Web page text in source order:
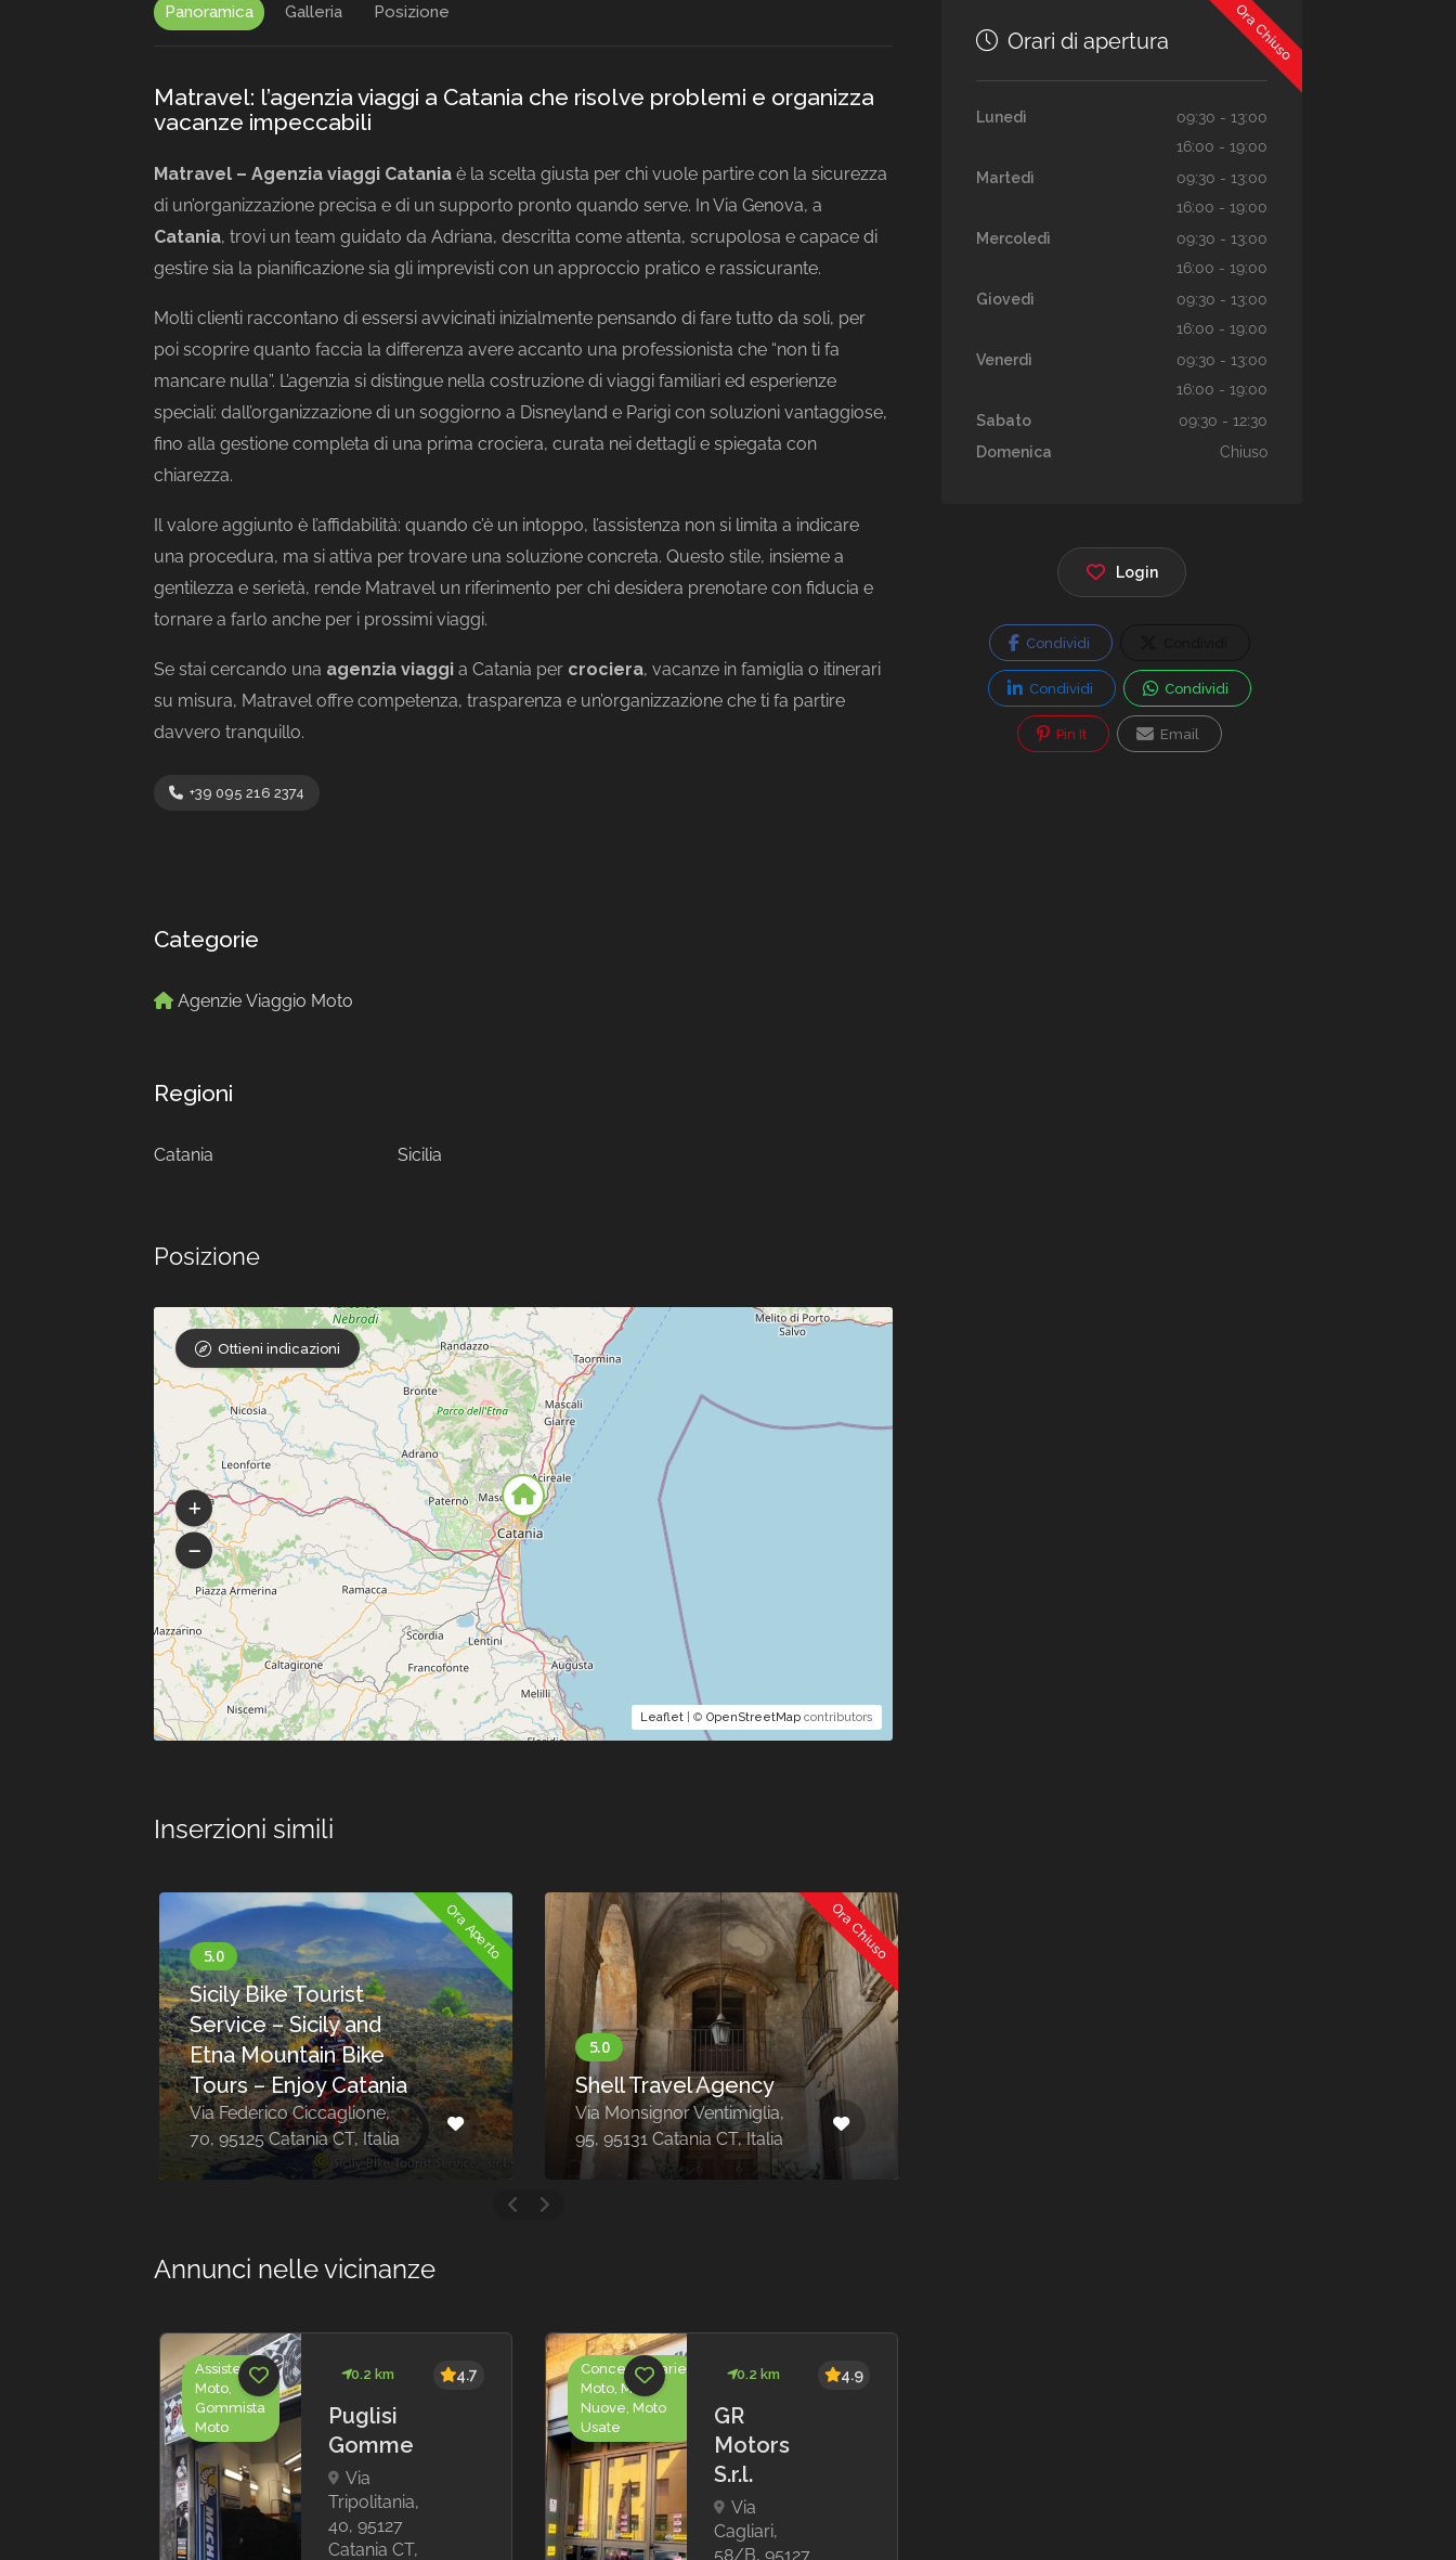
Panoramica Galleria Posizione
Matravel: l’agenzia viaggi a Catania che risolve problemi e organizza
vacanze impeccabili
Matravel – Agenzia viaggi Catania è la scelta giusta per chi vuole partire con la sicurezza
di un’organizzazione precisa e di un supporto pronto quando serve. In Via Genova, a
Catania, trovi un team guidato da Adriana, descritta come attenta, scrupolosa e capace di
gestire sia la pianificazione sia gli imprevisti con un approccio pratico e rassicurante.
Molti clienti raccontano di essersi avvicinati inizialmente pensando di fare tutto da soli, per
poi scoprire quanto faccia la differenza avere accanto una professionista che “non ti fa
mancare nulla”. L’agenzia si distingue nella costruzione di viaggi familiari ed esperienze
speciali: dall’organizzazione di un soggiorno a Disneyland e Parigi con soluzioni vantaggiose,
fino alla gestione completa di una prima crociera, curata nei dettagli e spiegata con
chiarezza.
Il valore aggiunto è l’affidabilità: quando c’è un intoppo, l’assistenza non si limita a indicare
una procedura, ma si attiva per trovare una soluzione concreta. Questo stile, insieme a
gentilezza e serietà, rende Matravel un riferimento per chi desidera prenotare con fiducia e
tornare a farlo anche per i prossimi viaggi.
Se stai cercando una agenzia viaggi a Catania per crociera, vacanze in famiglia o itinerari
su misura, Matravel offre competenza, trasparenza e un’organizzazione che ti fa partire
davvero tranquillo.
+39 095 216 2374
Categorie
Agenzie Viaggio Moto
Regioni
Catania Sicilia
Posizione
Leaflet| © OpenStreetMapcontributors
Ottieni indicazioni
Inserzioni simili
Ora Aperto Ora Chiuso
Shell Travel Agency
Via Monsignor Ventimiglia,
95, 95131 Catania CT, Italia
Panama Travel
Viale Mario Rapisardi, 495,
95123 Catania CT, Italia
Annunci nelle vicinanze
Assistenza
Moto,
Gommista
Moto
0.2 km
Puglisi
Gomme
Via
Tripolitania,
40, 95127
Catania CT,
4.7
Concessionarie
Moto, Moto
Nuove, Moto
Usate
0.2 km
GR
Motors
S.r.l.
Via
Cagliari,
58/B, 95127
4.9
Ora Chiuso
Orari di apertura
Lunedì
09:30 - 13:00
16:00 - 19:00
Martedì
09:30 - 13:00
16:00 - 19:00
Mercoledì
09:30 - 13:00
16:00 - 19:00
Giovedì
09:30 - 13:00
16:00 - 19:00
Venerdì
09:30 - 13:00
16:00 - 19:00
Sabato
09:30 - 12:30
Domenica
Chiuso
Login
Condividi
Condividi Condividi
Pin It Email